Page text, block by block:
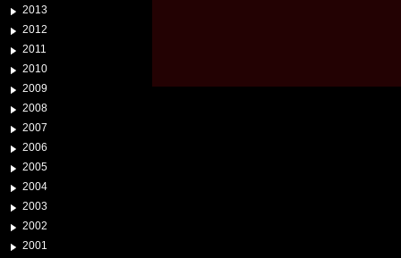
2013
2012
2011
2010
2009
2008
2007
2006
2005
2004
2003
2002
2001